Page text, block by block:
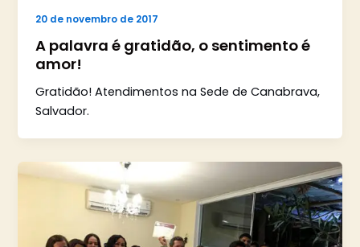
20 de novembro de 2017
A palavra é gratidão, o sentimento é
amor!
Gratidão! Atendimentos na Sede de Canabrava,
Salvador.